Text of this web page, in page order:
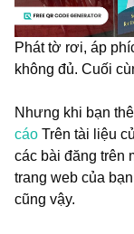
Phát tờ rơi, áp
không đủ. Cuối
Nhưng khi bạn
cáo Trên tài liệu
các bài đăng trên
trang web của
cũng vậy.